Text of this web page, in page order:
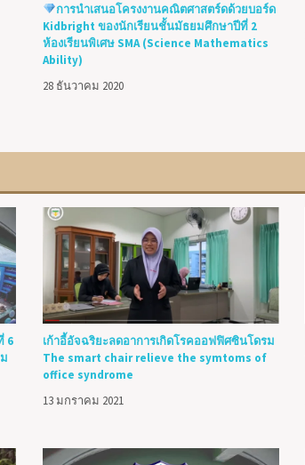
การนำเสนอโครงงานคณิตศาสตร์ดด้วยบอร์ด
Kidbright ของนักเรียนชั้นมัธยมศึกษาปีที่ 2
ห้องเรียนพิเศษ SMA (Science Mathematics
Ability)
28 ธันวาคม 2020
6
เก้าอี้อัจฉริยะลดอาการเกิดโรคออฟฟิศซินโดรม
The smart chair relieve the symtoms of
office syndrome
13 มกราคม 2021